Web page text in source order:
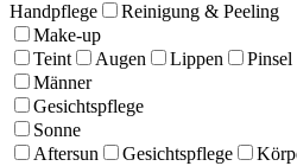
Handpflege
Reinigung & Peeling
Make-up
Teint
Augen Lippen
Pinsel
Männer
Gesichtspflege
Sonne
Aftersun
Gesichtspflege